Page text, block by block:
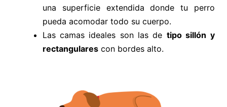
una superficie extendida donde tu perro
pueda acomodar todo su cuerpo.
Las camas ideales son las de tipo sillón y
rectangularescon bordes alto.